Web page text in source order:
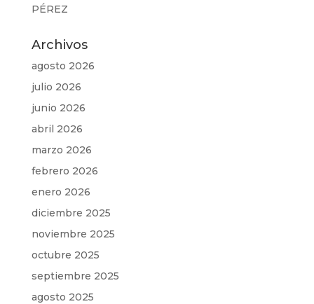
PÉREZ
Archivos
agosto 2026
julio 2026
junio 2026
abril 2026
marzo 2026
febrero 2026
enero 2026
diciembre 2025
noviembre 2025
octubre 2025
septiembre 2025
agosto 2025